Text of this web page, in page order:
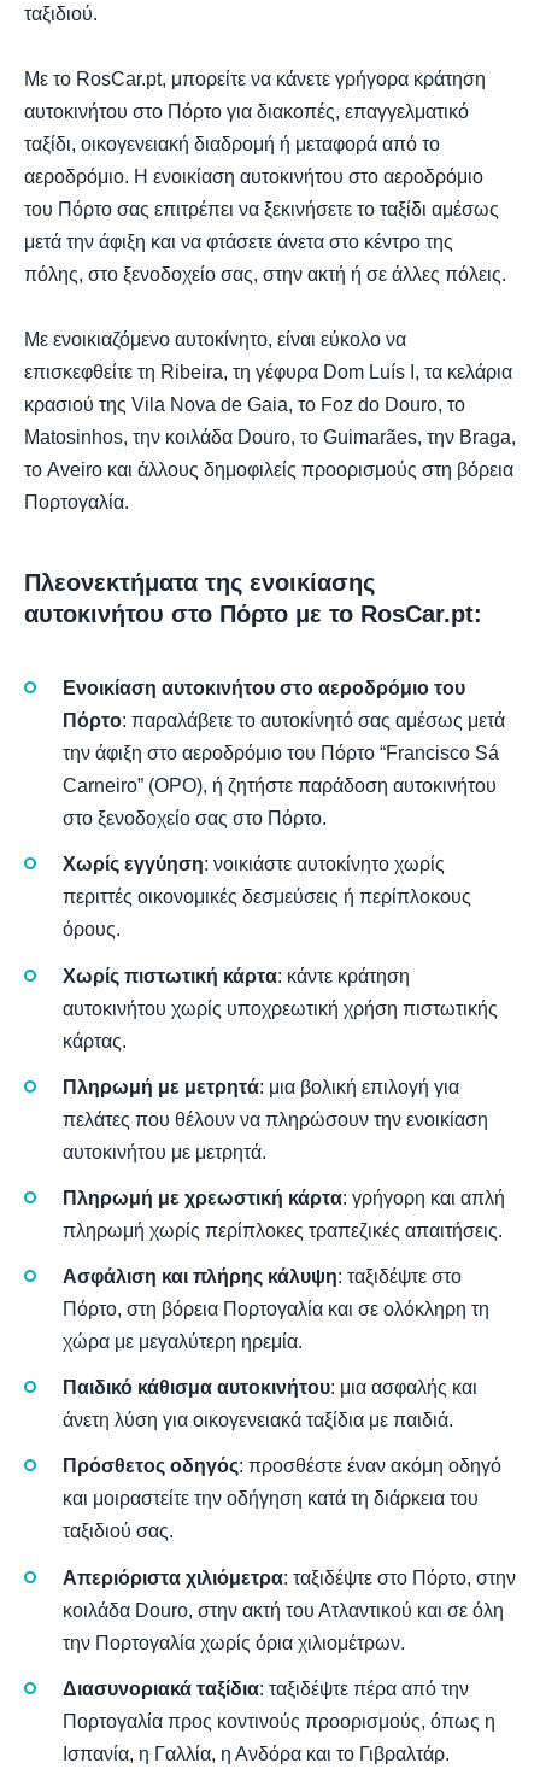
ταξιδιού.
Με το RosCar.pt, μπορείτε να κάνετε γρήγορα κράτηση
αυτοκινήτου στο Πόρτο για διακοπές, επαγγελματικό
ταξίδι, οικογενειακή διαδρομή ή μεταφορά από το
αεροδρόμιο. Η ενοικίαση αυτοκινήτου στο αεροδρόμιο
του Πόρτο σας επιτρέπει να ξεκινήσετε το ταξίδι αμέσως
μετά την άφιξη και να φτάσετε άνετα στο κέντρο της
πόλης, στο ξενοδοχείο σας, στην ακτή ή σε άλλες πόλεις.
Με ενοικιαζόμενο αυτοκίνητο, είναι εύκολο να
επισκεφθείτε τη Ribeira, τη γέφυρα Dom Luís I, τα κελάρια
κρασιού της Vila Nova de Gaia, το Foz do Douro, το
Matosinhos, την κοιλάδα Douro, το Guimarães, την Braga,
το Aveiro και άλλους δημοφιλείς προορισμούς στη βόρεια
Πορτογαλία.
Πλεονεκτήματα της ενοικίασης
αυτοκινήτου στο Πόρτο με το RosCar.pt:
Ενοικίαση αυτοκινήτου στο αεροδρόμιο του
Πόρτο: παραλάβετε το αυτοκίνητό σας αμέσως μετά
την άφιξη στο αεροδρόμιο του Πόρτο “Francisco Sá
Carneiro” (OPO), ή ζητήστε παράδοση αυτοκινήτου
στο ξενοδοχείο σας στο Πόρτο.
Χωρίς εγγύηση: νοικιάστε αυτοκίνητο χωρίς
περιττές οικονομικές δεσμεύσεις ή περίπλοκους
όρους.
Χωρίς πιστωτική κάρτα: κάντε κράτηση
αυτοκινήτου χωρίς υποχρεωτική χρήση πιστωτικής
κάρτας.
Πληρωμή με μετρητά: μια βολική επιλογή για
πελάτες που θέλουν να πληρώσουν την ενοικίαση
αυτοκινήτου με μετρητά.
Πληρωμή με χρεωστική κάρτα: γρήγορη και απλή
πληρωμή χωρίς περίπλοκες τραπεζικές απαιτήσεις.
Ασφάλιση και πλήρης κάλυψη: ταξιδέψτε στο
Πόρτο, στη βόρεια Πορτογαλία και σε ολόκληρη τη
χώρα με μεγαλύτερη ηρεμία.
Παιδικό κάθισμα αυτοκινήτου: μια ασφαλής και
άνετη λύση για οικογενειακά ταξίδια με παιδιά.
Πρόσθετος οδηγός: προσθέστε έναν ακόμη οδηγό
και μοιραστείτε την οδήγηση κατά τη διάρκεια του
ταξιδιού σας.
Απεριόριστα χιλιόμετρα: ταξιδέψτε στο Πόρτο, στην
κοιλάδα Douro, στην ακτή του Ατλαντικού και σε όλη
την Πορτογαλία χωρίς όρια χιλιομέτρων.
Διασυνοριακά ταξίδια: ταξιδέψτε πέρα από την
Πορτογαλία προς κοντινούς προορισμούς, όπως η
Ισπανία, η Γαλλία, η Ανδόρα και το Γιβραλτάρ.